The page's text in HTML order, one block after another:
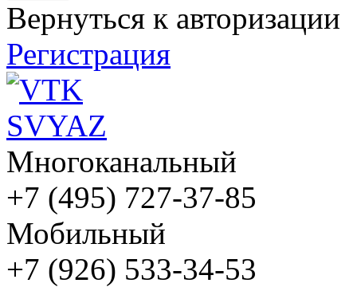
Вернуться к авторизации
Регистрация
Многоканальный
+7 (495) 727-37-85
Мобильный
+7 (926) 533-34-53